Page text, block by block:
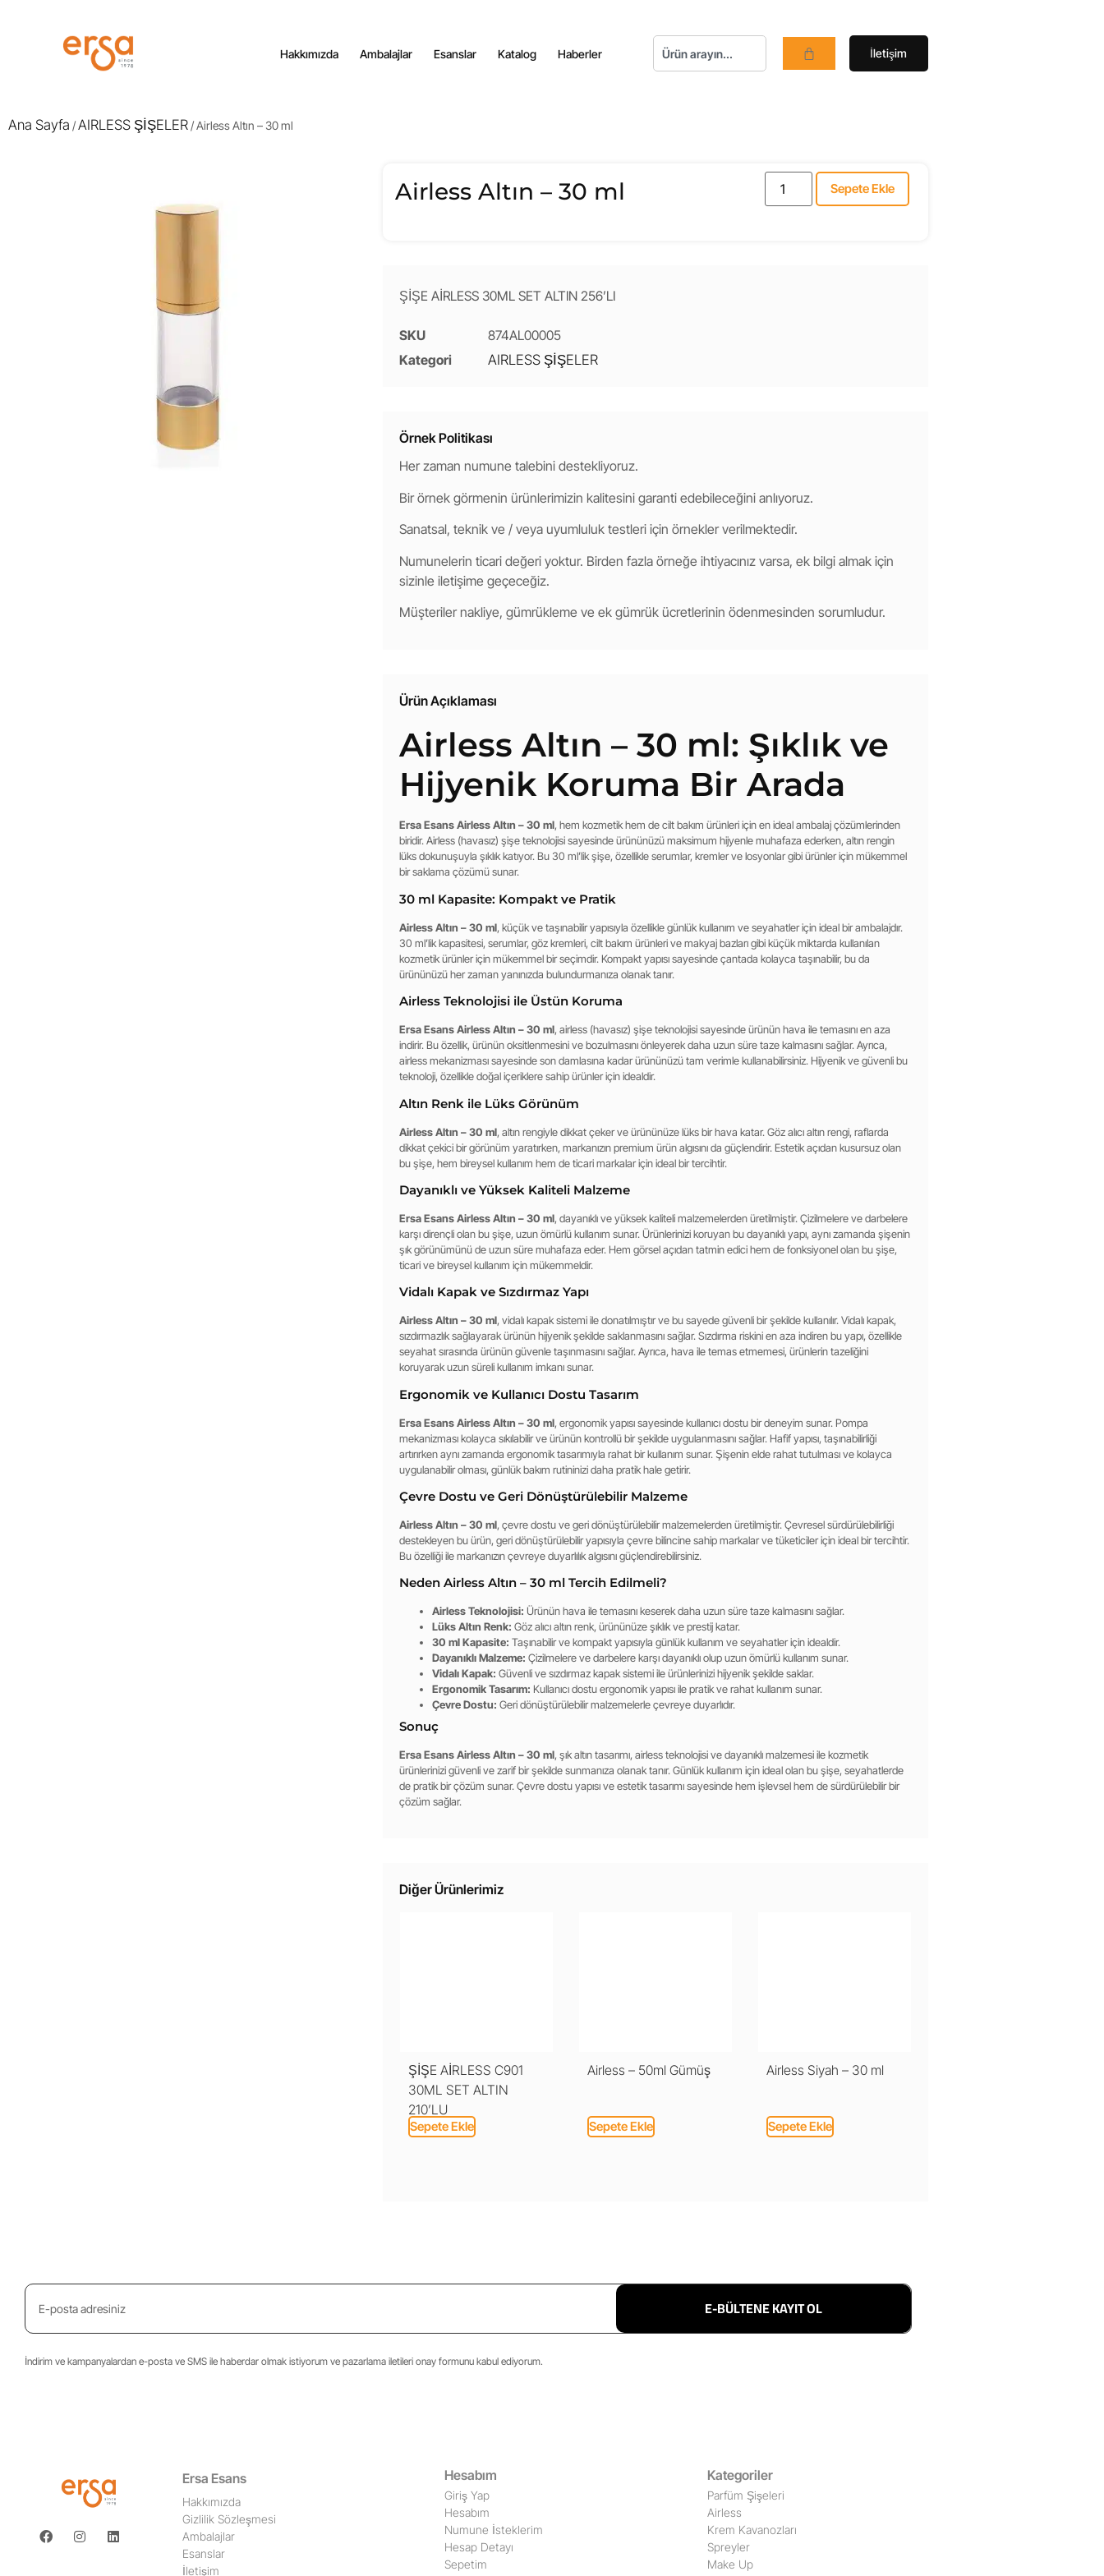
Hakkımızda Ambalajlar Esanslar Katalog Haberler İletişim
Ana Sayfa /AIRLESS ŞİŞELER/ Airless Altın – 30 ml
Airless Altın – 30 ml Sepete Ekle
ŞİŞE AİRLESS 30ML SET ALTIN 256’LI
SKU
874AL00005
Kategori
AIRLESS ŞİŞELER
Örnek Politikası
Her zaman numune talebini destekliyoruz.
Bir örnek görmenin ürünlerimizin kalitesini garanti edebileceğini anlıyoruz.
Sanatsal, teknik ve / veya uyumluluk testleri için örnekler verilmektedir.
Numunelerin ticari değeri yoktur. Birden fazla örneğe ihtiyacınız varsa, ek bilgi almak için
sizinle iletişime geçeceğiz.
Müşteriler nakliye, gümrükleme ve ek gümrük ücretlerinin ödenmesinden sorumludur.
Ürün Açıklaması
Airless Altın – 30 ml: Şıklık ve
Hijyenik Koruma Bir Arada
Ersa Esans Airless Altın – 30 ml, hem kozmetik hem de cilt bakım ürünleri için en ideal ambalaj çözümlerinden
biridir. Airless (havasız) şişe teknolojisi sayesinde ürününüzü maksimum hijyenle muhafaza ederken, altın rengin
lüks dokunuşuyla şıklık katıyor. Bu 30 ml’lik şişe, özellikle serumlar, kremler ve losyonlar gibi ürünler için mükemmel
bir saklama çözümü sunar.
30 ml Kapasite: Kompakt ve Pratik
Airless Altın – 30 ml, küçük ve taşınabilir yapısıyla özellikle günlük kullanım ve seyahatler için ideal bir ambalajdır.
30 ml’lik kapasitesi, serumlar, göz kremleri, cilt bakım ürünleri ve makyaj bazları gibi küçük miktarda kullanılan
kozmetik ürünler için mükemmel bir seçimdir. Kompakt yapısı sayesinde çantada kolayca taşınabilir, bu da
ürününüzü her zaman yanınızda bulundurmanıza olanak tanır.
Airless Teknolojisi ile Üstün Koruma
Ersa Esans Airless Altın – 30 ml, airless (havasız) şişe teknolojisi sayesinde ürünün hava ile temasını en aza
indirir. Bu özellik, ürünün oksitlenmesini ve bozulmasını önleyerek daha uzun süre taze kalmasını sağlar. Ayrıca,
airless mekanizması sayesinde son damlasına kadar ürününüzü tam verimle kullanabilirsiniz. Hijyenik ve güvenli bu
teknoloji, özellikle doğal içeriklere sahip ürünler için idealdir.
Altın Renk ile Lüks Görünüm
Airless Altın – 30 ml, altın rengiyle dikkat çeker ve ürününüze lüks bir hava katar. Göz alıcı altın rengi, raflarda
dikkat çekici bir görünüm yaratırken, markanızın premium ürün algısını da güçlendirir. Estetik açıdan kusursuz olan
bu şişe, hem bireysel kullanım hem de ticari markalar için ideal bir tercihtir.
Dayanıklı ve Yüksek Kaliteli Malzeme
Ersa Esans Airless Altın – 30 ml, dayanıklı ve yüksek kaliteli malzemelerden üretilmiştir. Çizilmelere ve darbelere
karşı dirençli olan bu şişe, uzun ömürlü kullanım sunar. Ürünlerinizi koruyan bu dayanıklı yapı, aynı zamanda şişenin
şık görünümünü de uzun süre muhafaza eder. Hem görsel açıdan tatmin edici hem de fonksiyonel olan bu şişe,
ticari ve bireysel kullanım için mükemmeldir.
Vidalı Kapak ve Sızdırmaz Yapı
Airless Altın – 30 ml, vidalı kapak sistemi ile donatılmıştır ve bu sayede güvenli bir şekilde kullanılır. Vidalı kapak,
sızdırmazlık sağlayarak ürünün hijyenik şekilde saklanmasını sağlar. Sızdırma riskini en aza indiren bu yapı, özellikle
seyahat sırasında ürünün güvenle taşınmasını sağlar. Ayrıca, hava ile temas etmemesi, ürünlerin tazeliğini
koruyarak uzun süreli kullanım imkanı sunar.
Ergonomik ve Kullanıcı Dostu Tasarım
Ersa Esans Airless Altın – 30 ml, ergonomik yapısı sayesinde kullanıcı dostu bir deneyim sunar. Pompa
mekanizması kolayca sıkılabilir ve ürünün kontrollü bir şekilde uygulanmasını sağlar. Hafif yapısı, taşınabilirliği
artırırken aynı zamanda ergonomik tasarımıyla rahat bir kullanım sunar. Şişenin elde rahat tutulması ve kolayca
uygulanabilir olması, günlük bakım rutininizi daha pratik hale getirir.
Çevre Dostu ve Geri Dönüştürülebilir Malzeme
Airless Altın – 30 ml, çevre dostu ve geri dönüştürülebilir malzemelerden üretilmiştir. Çevresel sürdürülebilirliği
destekleyen bu ürün, geri dönüştürülebilir yapısıyla çevre bilincine sahip markalar ve tüketiciler için ideal bir tercihtir.
Bu özelliği ile markanızın çevreye duyarlılık algısını güçlendirebilirsiniz.
Neden Airless Altın – 30 ml Tercih Edilmeli?
Airless Teknolojisi: Ürünün hava ile temasını keserek daha uzun süre taze kalmasını sağlar.
Lüks Altın Renk: Göz alıcı altın renk, ürününüze şıklık ve prestij katar.
30 ml Kapasite: Taşınabilir ve kompakt yapısıyla günlük kullanım ve seyahatler için idealdir.
Dayanıklı Malzeme: Çizilmelere ve darbelere karşı dayanıklı olup uzun ömürlü kullanım sunar.
Vidalı Kapak: Güvenli ve sızdırmaz kapak sistemi ile ürünlerinizi hijyenik şekilde saklar.
Ergonomik Tasarım: Kullanıcı dostu ergonomik yapısı ile pratik ve rahat kullanım sunar.
Çevre Dostu: Geri dönüştürülebilir malzemelerle çevreye duyarlıdır.
Sonuç
Ersa Esans Airless Altın – 30 ml, şık altın tasarımı, airless teknolojisi ve dayanıklı malzemesi ile kozmetik
ürünlerinizi güvenli ve zarif bir şekilde sunmanıza olanak tanır. Günlük kullanım için ideal olan bu şişe, seyahatlerde
de pratik bir çözüm sunar. Çevre dostu yapısı ve estetik tasarımı sayesinde hem işlevsel hem de sürdürülebilir bir
çözüm sağlar.
Diğer Ürünlerimiz
ŞİŞE AİRLESS C901
30ML SET ALTIN
210’LU
Sepete Ekle
Airless – 50ml Gümüş
Sepete Ekle
Airless Siyah – 30 ml
Sepete Ekle
E-BÜLTENE KAYIT OL
İndirim ve kampanyalardan e-posta ve SMS ile haberdar olmak istiyorum ve pazarlama iletileri onay formunu kabul ediyorum.
Ersa Esans
Hakkımızda
Gizlilik Sözleşmesi
Ambalajlar
Esanslar
İletişim
Hesabım
Giriş Yap
Hesabım
Numune İsteklerim
Hesap Detayı
Sepetim
Kategoriler
Parfüm Şişeleri
Airless
Krem Kavanozları
Spreyler
Make Up